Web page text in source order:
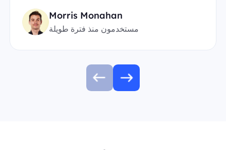
Morris Monahan
مستخدمون منذ فترة طويلة